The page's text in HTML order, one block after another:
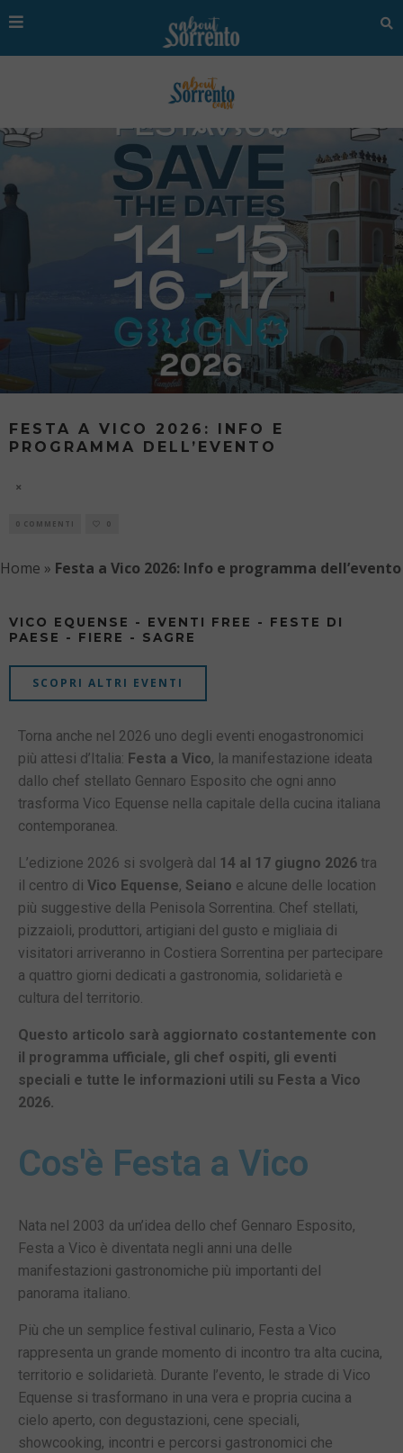
FESTA A VICO 2026: INFO E
PROGRAMMA DELL’EVENTO
0 COMMENTI 0
Home » Festa a Vico 2026: Info e programma dell’evento
VICO EQUENSE - EVENTI FREE - FESTE DI
PAESE - FIERE - SAGRE
SCOPRI ALTRI EVENTI
Torna anche nel 2026 uno degli eventi enogastronomici
più attesi d’Italia: Festa a Vico, la manifestazione ideata
dallo chef stellato Gennaro Esposito che ogni anno
trasforma Vico Equense nella capitale della cucina italiana
contemporanea.
L’edizione 2026 si svolgerà dal 14 al 17 giugno 2026 tra
il centro di Vico Equense, Seiano e alcune delle location
più suggestive della Penisola Sorrentina. Chef stellati,
pizzaioli, produttori, artigiani del gusto e migliaia di
visitatori arriveranno in Costiera Sorrentina per partecipare
a quattro giorni dedicati a gastronomia, solidarietà e
cultura del territorio.
Questo articolo sarà aggiornato costantemente con
il programma ufficiale, gli chef ospiti, gli eventi
speciali e tutte le informazioni utili su Festa a Vico
2026.
Cos'è Festa a Vico
Nata nel 2003 da un’idea dello chef Gennaro Esposito,
Festa a Vico è diventata negli anni una delle
manifestazioni gastronomiche più importanti del
panorama italiano.
Più che un semplice festival culinario, Festa a Vico
rappresenta un grande momento di incontro tra alta cucina,
territorio e solidarietà. Durante l’evento, le strade di Vico
Equense si trasformano in una vera e propria cucina a
cielo aperto, con degustazioni, cene speciali,
showcooking, incontri e percorsi gastronomici che